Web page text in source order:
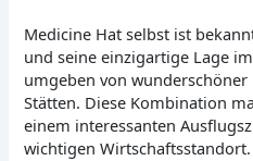
Medicine Hat selbst ist
und seine einzigartige Lage
umgeben von
Stätten. Diese Kombination
einem interessanten
wichtigen Wirtschaftsstandort.